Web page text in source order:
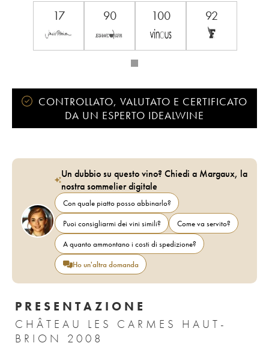
17 90 100 92
CONTROLLATO, VALUTATO E CERTIFICATO
DA UN ESPERTO IDEALWINE
Un dubbio su questo vino? Chiedi a Margaux, la
nostra sommelier digitale
Con quale piatto posso abbinarlo?
Puoi consigliarmi dei vini simili?
Come va servito?
A quanto ammontano i costi di spedizione?
Ho un'altra domanda
PRESENTAZIONE
CHÂTEAU LES CARMES HAUT-
BRION 2008